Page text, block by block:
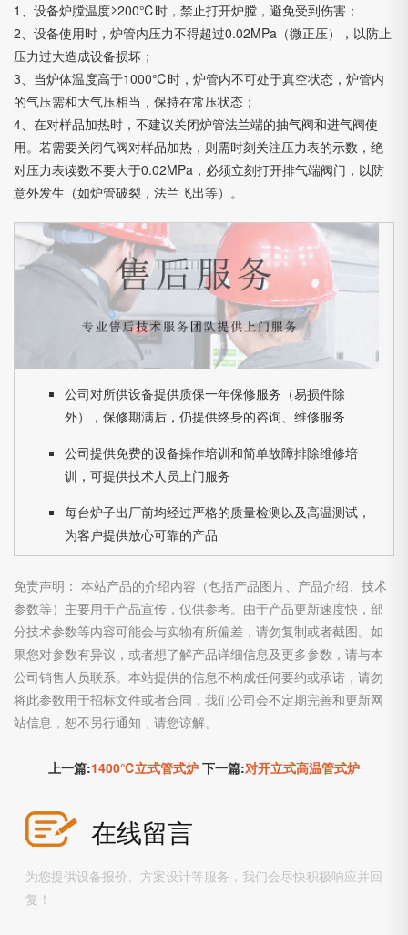
1、设备炉膛温度≥200℃时，禁止打开炉膛，避免受到伤害；
2、设备使用时，炉管内压力不得超过0.02MPa（微正压），以防止
压力过大造成设备损坏；
3、当炉体温度高于1000℃时，炉管内不可处于真空状态，炉管内
的气压需和大气压相当，保持在常压状态；
4、在对样品加热时，不建议关闭炉管法兰端的抽气阀和进气阀使
用。若需要关闭气阀对样品加热，则需时刻关注压力表的示数，绝
对压力表读数不要大于0.02MPa，必须立刻打开排气端阀门，以防
意外发生（如炉管破裂，法兰飞出等）。
公司对所供设备提供质保一年保修服务（易损件除
外），保修期满后，仍提供终身的咨询、维修服务
公司提供免费的设备操作培训和简单故障排除维修培
训，可提供技术人员上门服务
每台炉子出厂前均经过严格的质量检测以及高温测试，
为客户提供放心可靠的产品
免责声明： 本站产品的介绍内容（包括产品图片、产品介绍、技术
参数等）主要用于产品宣传，仅供参考。由于产品更新速度快，部
分技术参数等内容可能会与实物有所偏差，请勿复制或者截图。如
果您对参数有异议，或者想了解产品详细信息及更多参数，请与本
公司销售人员联系。本站提供的信息不构成任何要约或承诺，请勿
将此参数用于招标文件或者合同，我们公司会不定期完善和更新网
站信息，恕不另行通知，请您谅解。
上一篇:1400℃立式管式炉 下一篇:对开立式高温管式炉
在线留言
为您提供设备报价、方案设计等服务，我们会尽快积极响应并回
复！